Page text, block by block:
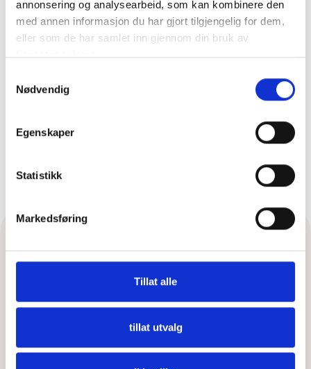
annonsering og analysearbeid, som kan kombinere den
med annen informasjon du har gjort tilgjengelig for dem,
eller som de har samlet inn gjennom din bruk av
tjenestene deres.
Nødvendig
Egenskaper
Statistikk
Markedsføring
Tillat alle
tillat utvalg
Join 2 000 thriving
businesses
as our valued partner
Tlf. 72 60 60 60